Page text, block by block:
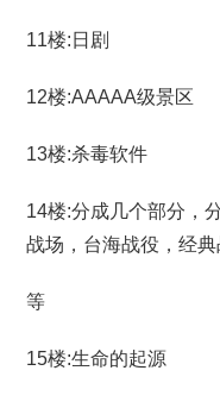
11楼:日剧
12楼:AAAAA级景区
13楼:杀毒软件
14楼:分成几个部分，
战场，台海战役，经典
等
15楼:生命的起源